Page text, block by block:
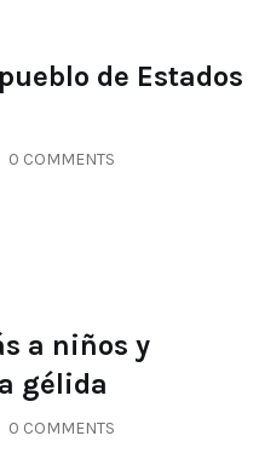
de Estados
0 COMMENTS
a niños y
gélida
0 COMMENTS